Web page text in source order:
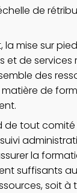
de
la mise sur
et de
des
de
de tout comité
la
suffisants
soit à